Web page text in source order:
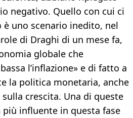
negativo. Quello con cui ci
uno scenario inedito, nel
di Draghi di un mese fa,
globale che
l’inflazione» e di fatto a
la politica monetaria, anche
crescita. Una di queste
influente in questa fase